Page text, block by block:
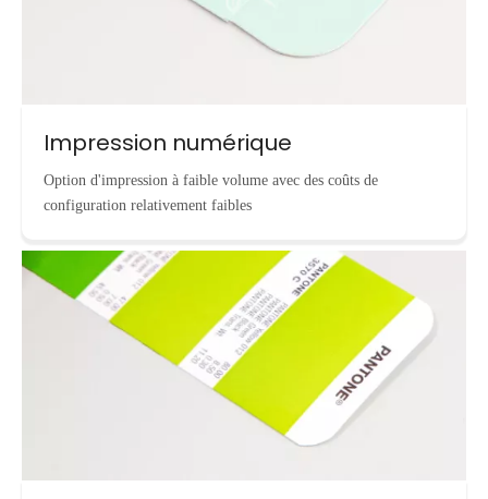
Impression numérique
Option d'impression à faible volume avec des coûts de
configuration relativement faibles